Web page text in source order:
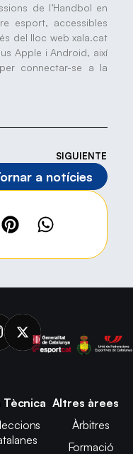
de l’Handbol en
esport, accessibles
del lloc web xala.cat
Apple i Android, així
connectar-se a la
SIGUIENTE
a notícies
Tècnica Altres àrees
Àrbitres
Formació